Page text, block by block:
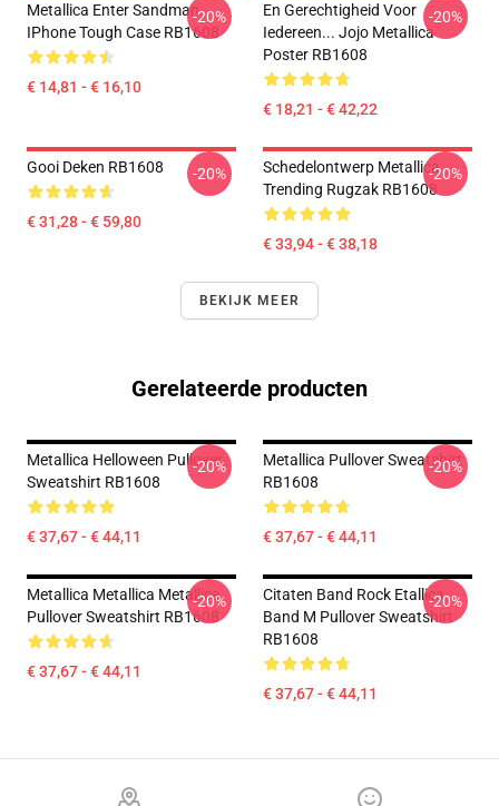
Metallica Enter Sandman
IPhone Tough Case RB1608
€ 14,81 - € 16,10
-20%
En Gerechtigheid Voor
Iedereen... Jojo Metallica
Poster RB1608
€ 18,21 - € 42,22
-20%
Gooi Deken RB1608
€ 31,28 - € 59,80
-20%
Schedelontwerp Metallica
Trending Rugzak RB1608
€ 33,94 - € 38,18
-20%
BEKIJK MEER
Gerelateerde producten
Metallica Helloween Pullover
Sweatshirt RB1608
€ 37,67 - € 44,11
-20%
Metallica Pullover Sweatshirt
RB1608
€ 37,67 - € 44,11
-20%
Metallica Metallica Metallica
Pullover Sweatshirt RB1608
€ 37,67 - € 44,11
-20%
Citaten Band Rock Etallica
Band M Pullover Sweatshirt
RB1608
€ 37,67 - € 44,11
-20%